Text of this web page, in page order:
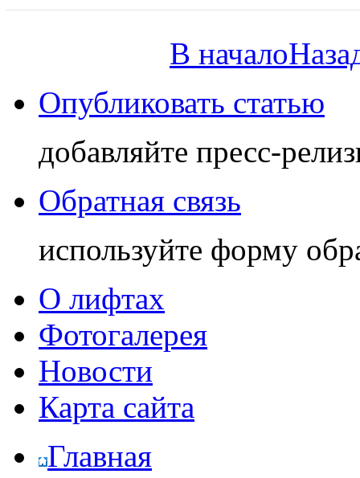
В начало
Опубликовать статью
добавляйте пресс-
Обратная связь
используйте форму
О лифтах
Фотогалерея
Новости
Карта сайта
Главная